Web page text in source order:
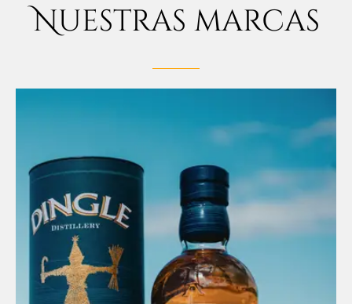
Nuestras marcas